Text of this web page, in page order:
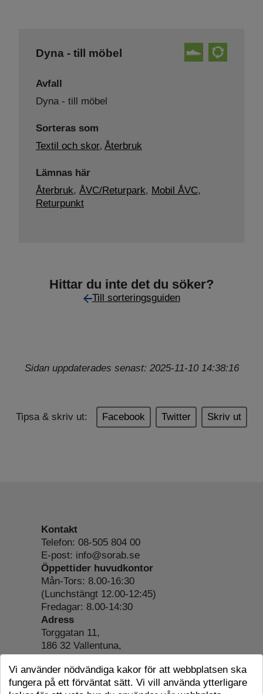
Dyna - till möbel
Avfall
Dyna - till möbel
Sorteras som
Textil och skor, Återbruk
Lämnas här
Återbruk, ÅVC/Returpark, Mobil ÅVC,
Returpunkt
Hittar du inte det du söker?
Till sorteringsguiden
Sidan uppdaterades senast: 2025-11-10 14:38:16
Tipsa & skriv ut: Facebook Twitter Skriv ut
Kontakt
Telefon: 08-505 804 00
E-post: info@sorab.se
Öppettider huvudkontor
Mån-Tors: 8.00-16:30
(Lunchstängt 12.00-12:45)
Fredagar: 8.00-14:30
Adress
Torggatan 11,
186 32 Vallentuna,
Org.nr: 556197-4022
Om webbplatsen
Tillgänglighetsredogörelse
Vi använder nödvändiga kakor för att webbplatsen ska
fungera på ett förväntat sätt. Vi vill använda ytterligare